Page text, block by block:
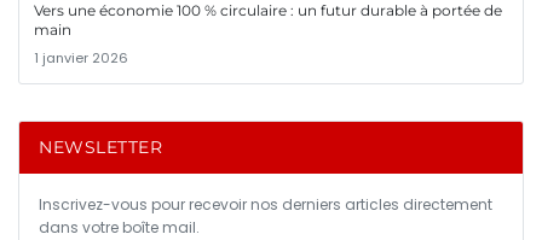
Vers une économie 100 % circulaire : un futur durable à portée de
main
1 janvier 2026
NEWSLETTER
Inscrivez-vous pour recevoir nos derniers articles directement
dans votre boîte mail.